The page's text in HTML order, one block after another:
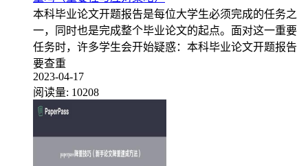
本科毕业论文开题报告是每位大学生必须完成的任务之
一，同时也是完成整个毕业论文的起点。面对这一重要
任务时，许多学生会开始疑惑：本科毕业论文开题报告
要查重
2023-04-17
阅读量: 10208